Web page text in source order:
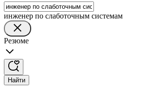
инженер по слаботочным системам
Резюме
Найти